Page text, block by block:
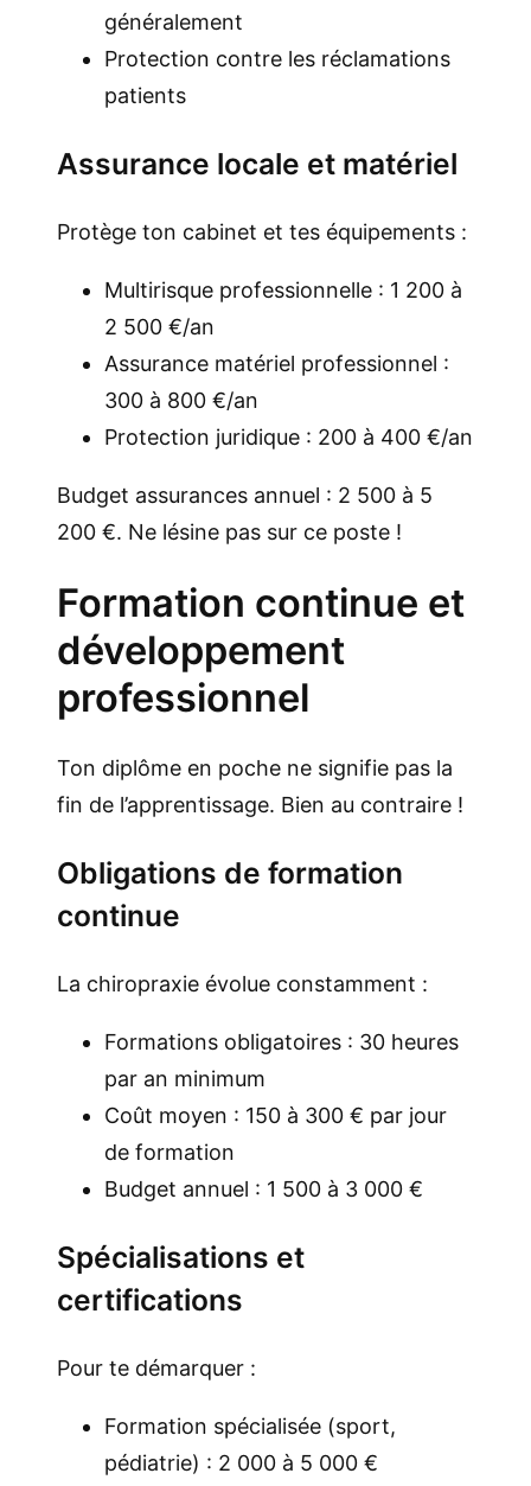
généralement
Protection contre les réclamations
patients
Assurance locale et matériel
Protège ton cabinet et tes équipements :
Multirisque professionnelle : 1 200 à
2 500 €/an
Assurance matériel professionnel :
300 à 800 €/an
Protection juridique : 200 à 400 €/an
Budget assurances annuel : 2 500 à 5
200 €. Ne lésine pas sur ce poste !
Formation continue et
développement
professionnel
Ton diplôme en poche ne signifie pas la
fin de l’apprentissage. Bien au contraire !
Obligations de formation
continue
La chiropraxie évolue constamment :
Formations obligatoires : 30 heures
par an minimum
Coût moyen : 150 à 300 € par jour
de formation
Budget annuel : 1 500 à 3 000 €
Spécialisations et
certifications
Pour te démarquer :
Formation spécialisée (sport,
pédiatrie) : 2 000 à 5 000 €